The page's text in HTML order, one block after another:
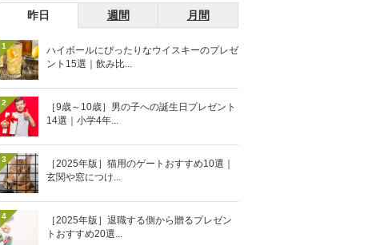
昨日 週間 月間
1
ハイボールにぴったりなウイスキーのプレゼ
ント15選｜飲み比...
2
［9歳～10歳］男の子への誕生日プレゼント
14選｜小学4年...
3
［2025年版］猫用のゲートおすすめ10選｜
玄関や窓につけ...
4
［2025年版］退職する側から贈るプレゼン
トおすすめ20選...